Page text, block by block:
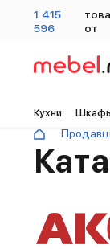
1 415
596
от
Кухни